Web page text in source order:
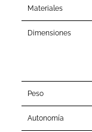
Materiales
Dimensiones
Peso
Autonomía